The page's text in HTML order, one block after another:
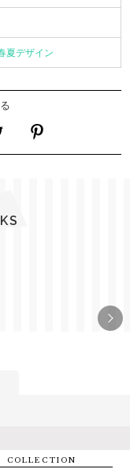
夏デザイン
COLLECTION